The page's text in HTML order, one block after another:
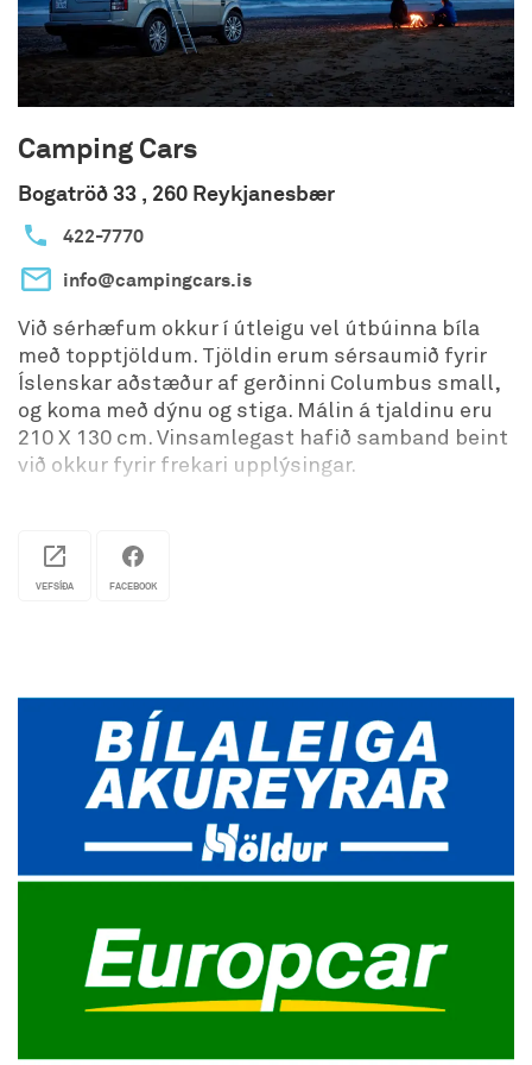
hjá Bílaleigu Akureyrar er mikilvægt að starfsemi
fyrirtækisins sé í sátt við samfélagið og
umhverfið í heild. Við vinnum því að stöðugum
umbótum í umhverfismálum til lágmarka
Akureyrar stuðlar að aukinni umhverfisvitund
starfsmanna og leggur áherslu á ábyrga nýtingu
auðlinda og lágmörkun úrgangs og losun
gróðurhúsalofttegunda.
Camping Cars
Bogatröð 33 , 260 Reykjanesbær
422-7770
info@campingcars.is
Við sérhæfum okkur í útleigu vel útbúinna bíla
með topptjöldum. Tjöldin erum sérsaumið fyrir
Íslenskar aðstæður af gerðinni Columbus small,
og koma með dýnu og stiga. Málin á tjaldinu eru
210 X 130 cm. Vinsamlegast hafið samband beint
við okkur fyrir frekari upplýsingar.
VEFSÍÐA FACEBOOK